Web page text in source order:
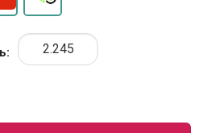
Betta Villa V105 "Дуб